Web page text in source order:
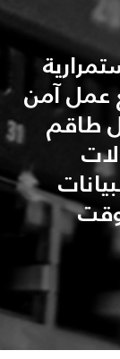
عمل آمن
طاقم